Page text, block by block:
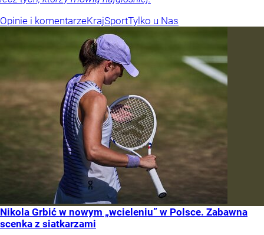
Opinie i komentarzeKrajSportTylko u Nas
Nikola Grbić w nowym „wcieleniu” w Polsce. Zabawna
scenka z siatkarzami